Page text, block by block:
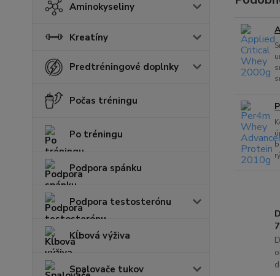
Aminokyseliny
Kreatíny
Predtréningové doplnky
Počas tréningu
Po tréningu
Podpora spánku
Podpora testosterónu
Kĺbová výživa
Spalovače tukov